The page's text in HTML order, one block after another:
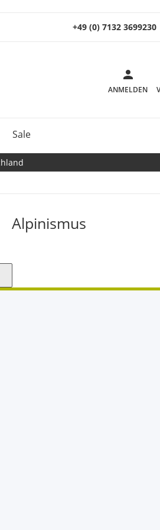
+49 (0) 7132 3699230
ANMELDEN
Sale
Alpinismus